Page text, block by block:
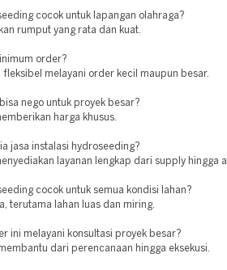
cocok untuk lapangan olahraga?
rumput yang rata dan kuat.
order?
fleksibel melayani order kecil maupun besar.
nego untuk proyek besar?
harga khusus.
jasa instalasi hydroseeding?
layanan lengkap dari supply hingga
cocok untuk semua kondisi lahan?
terutama lahan luas dan miring.
ini melayani konsultasi proyek besar?
dari perencanaan hingga eksekusi.